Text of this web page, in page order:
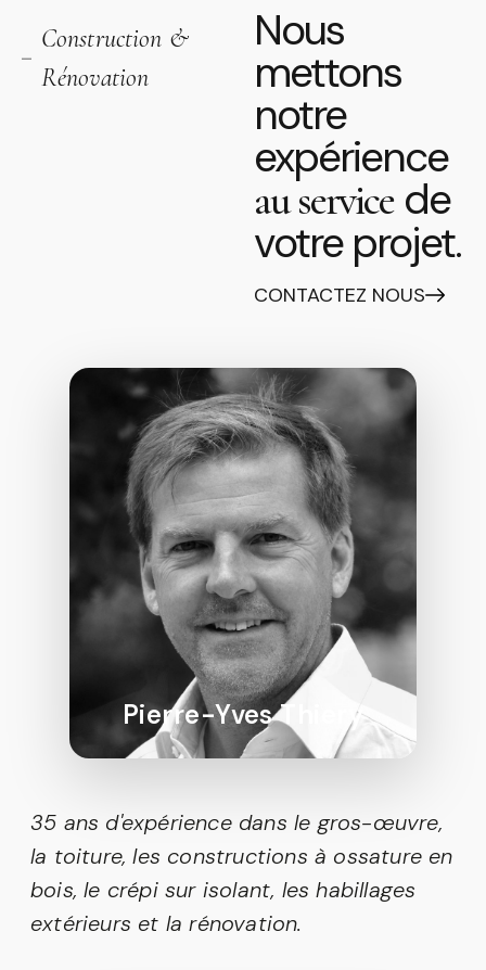
Construction &
Rénovation
Nous
mettons
notre
expérience
au servicede
votre projet.
CONTACTEZ NOUS
Pierre-Yves Thiery
35 ans d'expérience dans le gros-œuvre,
la toiture, les constructions à ossature en
bois, le crépi sur isolant, les habillages
extérieurs et la rénovation.